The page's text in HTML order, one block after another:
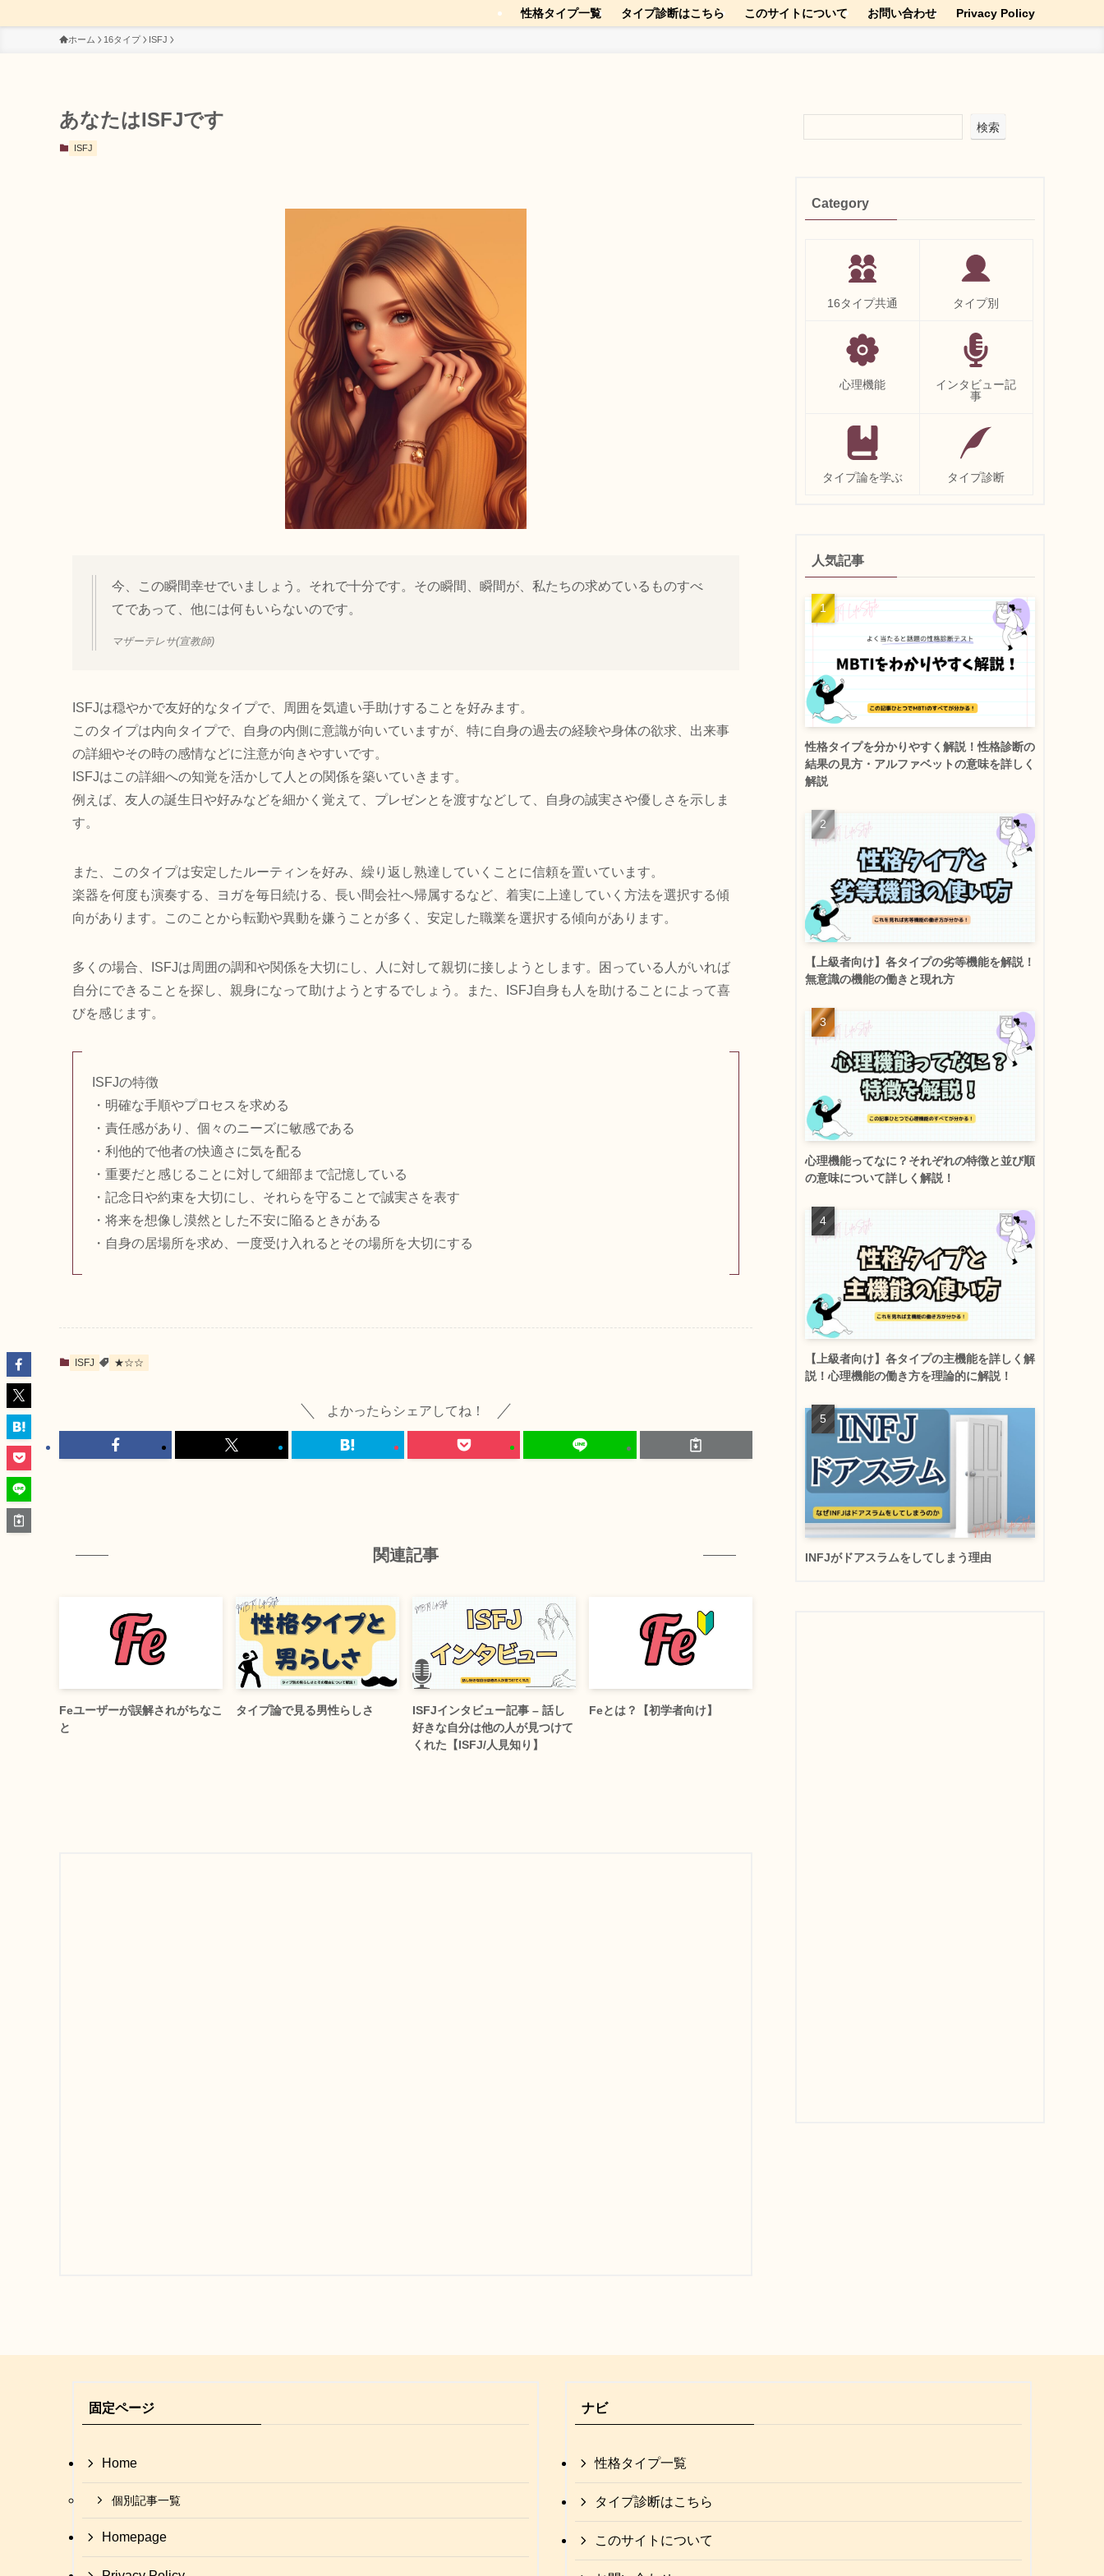
性格タイプ一覧 タイプ診断はこちら このサイトについて お問い合わせ Privacy Policy
ホーム 16タイプ ISFJ
あなたはISFJです
ISFJ
今、この瞬間幸せでいましょう。それで十分です。その瞬間、瞬間が、私たちの求めているものすべ
てであって、他には何もいらないのです。
マザーテレサ(宣教師)
ISFJは穏やかで友好的なタイプで、周囲を気遣い手助けすることを好みます。
このタイプは内向タイプで、自身の内側に意識が向いていますが、特に自身の過去の経験や身体の欲求、出来事
の詳細やその時の感情などに注意が向きやすいです。
ISFJはこの詳細への知覚を活かして人との関係を築いていきます。
例えば、友人の誕生日や好みなどを細かく覚えて、プレゼンとを渡すなどして、自身の誠実さや優しさを示しま
す。
また、このタイプは安定したルーティンを好み、繰り返し熟達していくことに信頼を置いています。
楽器を何度も演奏する、ヨガを毎日続ける、長い間会社へ帰属するなど、着実に上達していく方法を選択する傾
向があります。このことから転勤や異動を嫌うことが多く、安定した職業を選択する傾向があります。
多くの場合、ISFJは周囲の調和や関係を大切にし、人に対して親切に接しようとします。困っている人がいれば
自分にできることを探し、親身になって助けようとするでしょう。また、ISFJ自身も人を助けることによって喜
びを感じます。
ISFJの特徴
・明確な手順やプロセスを求める
・責任感があり、個々のニーズに敏感である
・利他的で他者の快適さに気を配る
・重要だと感じることに対して細部まで記憶している
・記念日や約束を大切にし、それらを守ることで誠実さを表す
・将来を想像し漠然とした不安に陥るときがある
・自身の居場所を求め、一度受け入れるとその場所を大切にする
ISFJ ★☆☆
よかったらシェアしてね！
関連記事
Feユーザーが誤解されがちなこ
と
タイプ論で見る男性らしさ
ISFJインタビュー記事 – 話し
好きな自分は他の人が見つけて
くれた【ISFJ/人見知り】
Feとは？【初学者向け】
検索
Category
16タイプ共通 タイプ別
心理機能
インタビュー記
事
タイプ論を学ぶ タイプ診断
人気記事
性格タイプを分かりやすく解説！性格診断の
結果の見方・アルファベットの意味を詳しく
解説
【上級者向け】各タイプの劣等機能を解説！
無意識の機能の働きと現れ方
心理機能ってなに？それぞれの特徴と並び順
の意味について詳しく解説！
【上級者向け】各タイプの主機能を詳しく解
説！心理機能の働き方を理論的に解説！
INFJがドアスラムをしてしまう理由
固定ページ
Home
個別記事一覧
Homepage
ナビ
性格タイプ一覧
タイプ診断はこちら
このサイトについて